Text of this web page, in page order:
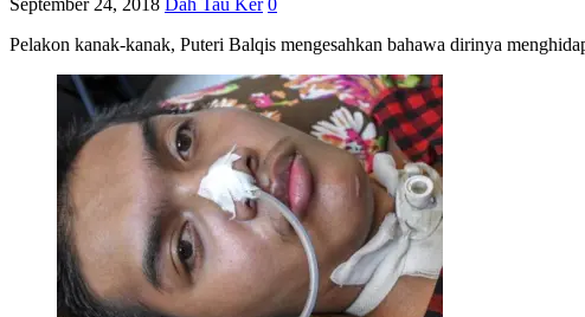
September 24, 2018 Dah Tau Ker 0
Pelakon kanak-kanak, Puteri Balqis mengesahkan bahawa dirinya